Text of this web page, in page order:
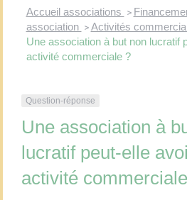
Accueil associations >
association > Activités
Une association à but non lucratif
activité commerciale ?
Question-réponse
Une association à
lucratif peut-elle
activité